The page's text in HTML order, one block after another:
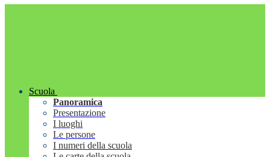
Scuola
Panoramica
Presentazione
I luoghi
Le persone
I numeri della scuola